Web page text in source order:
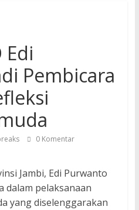
Edi
Pembicara
0 Komentar
Jambi, Edi Purwanto
dalam pelaksanaan
yang diselenggarakan